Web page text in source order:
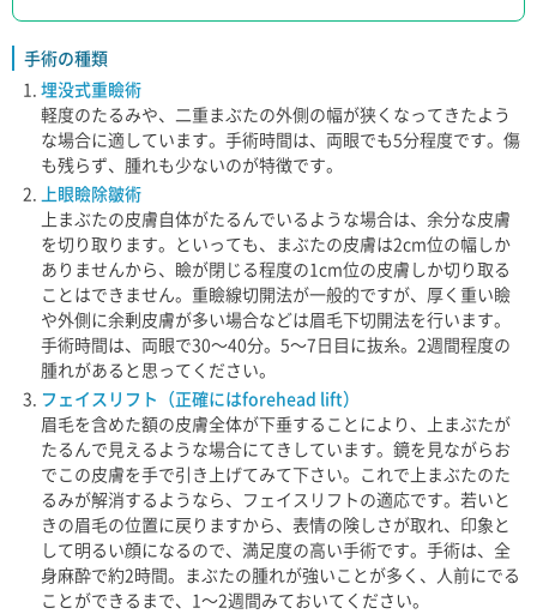
手術の種類
埋没式重瞼術
軽度のたるみや、二重まぶたの外側の幅が狭くなってきたよう
な場合に適しています。手術時間は、両眼でも5分程度です。傷
も残らず、腫れも少ないのが特徴です。
上眼瞼除皺術
上まぶたの皮膚自体がたるんでいるような場合は、余分な皮膚
を切り取ります。といっても、まぶたの皮膚は2cm位の幅しか
ありませんから、瞼が閉じる程度の1cm位の皮膚しか切り取る
ことはできません。重瞼線切開法が一般的ですが、厚く重い瞼
や外側に余剰皮膚が多い場合などは眉毛下切開法を行います。
手術時間は、両眼で30～40分。5～7日目に抜糸。2週間程度の
腫れがあると思ってください。
フェイスリフト（正確にはforehead lift）
眉毛を含めた額の皮膚全体が下垂することにより、上まぶたが
たるんで見えるような場合にてきしています。鏡を見ながらお
でこの皮膚を手で引き上げてみて下さい。これで上まぶたのた
るみが解消するようなら、フェイスリフトの適応です。若いと
きの眉毛の位置に戻りますから、表情の険しさが取れ、印象と
して明るい顔になるので、満足度の高い手術です。手術は、全
身麻酔で約2時間。まぶたの腫れが強いことが多く、人前にでる
ことができるまで、1～2週間みておいてください。